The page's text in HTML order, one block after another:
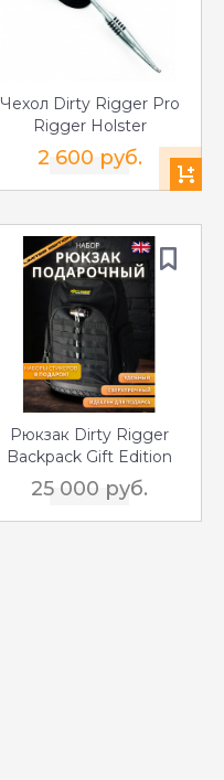
Чехол Dirty Rigger Pro
Rigger Holster
2 600 руб.
Рюкзак Dirty Rigger
Backpack Gift Edition
25 000 руб.